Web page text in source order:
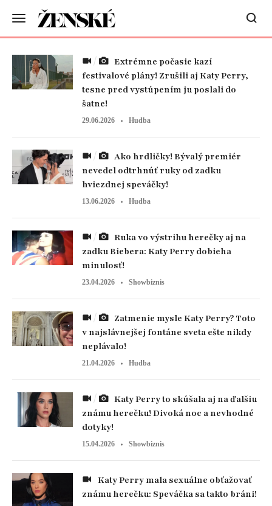
festivalové plány! Zrušili aj Katy Perry,
tesne pred vystúpením ju poslali do
šatne!
29.06.2026 Hudba
nevedel odtrhnúť ruky od zadku
hviezdnej speváčky!
13.06.2026 Hudba
zadku Biebera: Katy Perry dobieha
minulosť!
23.04.2026 Showbiznis
v najslávnejšej fontáne sveta ešte nikdy
neplávalo!
21.04.2026 Hudba
známu herečku! Divoká noc a nevhodné
dotyky!
15.04.2026 Showbiznis
známu herečku: Speváčka sa takto bráni!